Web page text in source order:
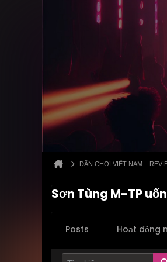
DÂN CHƠI VIỆT NAM –
Sơn Tùng M-TP
Posts Hoạt động